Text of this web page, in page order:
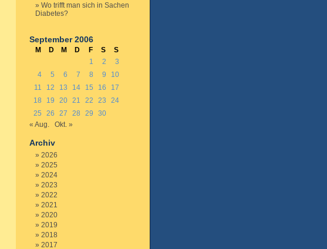
Wo trifft man sich in Sachen
Diabetes?
September 2006
M D M D F S
S
1
2
3
4
5 6 7 8 9
10
11
12 13 14 15 16
17
18
19 20 21 22 23
24
25
26 27 28 29
30
« Aug.
Okt. »
Archiv
2026
2025
2024
2023
2022
2021
2020
2019
2018
2017